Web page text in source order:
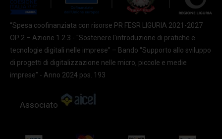
“Spesa coofinanziata con risorse PR FESR LIGURIA 2021-2027
OP 2 – Azione 1.2.3 - "Sostenere l'introduzione di pratiche e
tecnologie digitali nelle imprese” – Bando “Supporto allo sviluppo
di progetti di digitalizzazione nelle micro, piccole e medie
imprese” - Anno 2024 pos. 193
Associato